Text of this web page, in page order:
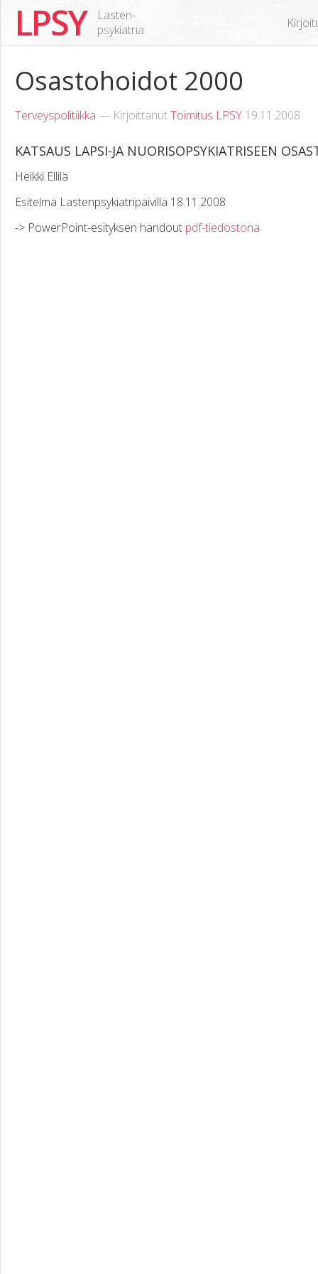
LPSY
Lasten-
psykiatria
Osastohoidot 2000
Terveyspolitiikka — KirjoittanutToimitus LPSY 19.11.2008
KATSAUS LAPSI-JA NUORISOPSYKIATRISEEN
Heikki Ellilä
Esitelmä Lastenpsykiatripäivillä 18.11.2008
-> PowerPoint-esityksen handout pdf-tiedostona